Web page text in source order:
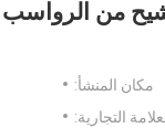
مكان المنشأ:
التجارية: